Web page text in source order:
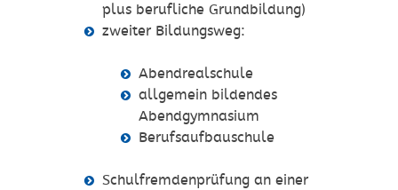
plus berufliche Grundbildung)
zweiter Bildungsweg:
Abendrealschule
allgemein bildendes
Abendgymnasium
Berufsaufbauschule
Schulfremdenprüfung an einer